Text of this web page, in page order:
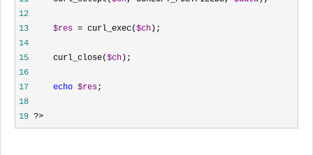
12
13
$res = curl_exec($ch
14
15
     curl_close(
$ch
16
17
echo $res
18
19 ?>